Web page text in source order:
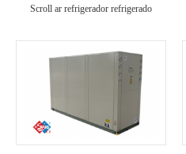
Scroll ar refrigerador refrigerado